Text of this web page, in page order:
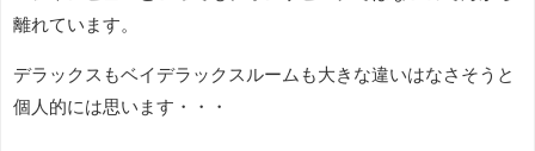
離れています。
デラックスもベイデラックスルームも大きな違いはなさそうと
個人的には思います・・・